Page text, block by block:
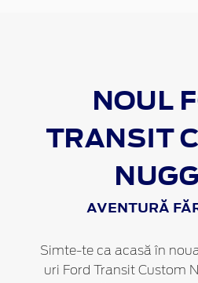
NOUL
TRANSIT
AVENTURĂ
Simte-te ca acasă în
uri Ford Transit Custom